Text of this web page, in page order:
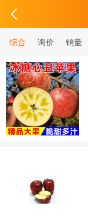
综合 询价 销量